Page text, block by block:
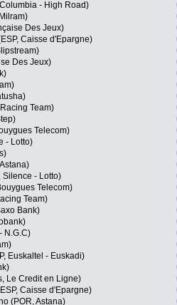
- High Road)
Des Jeux)
Caisse d'Epargne)
Des Jeux)
Team)
Telecom)
- Lotto)
Silence - Lotto)
Telecom)
Team)
Bank)
N.G.C)
Euskaltel - Euskadi)
Le Credit en Ligne)
Caisse d'Epargne)
(POR, Astana)